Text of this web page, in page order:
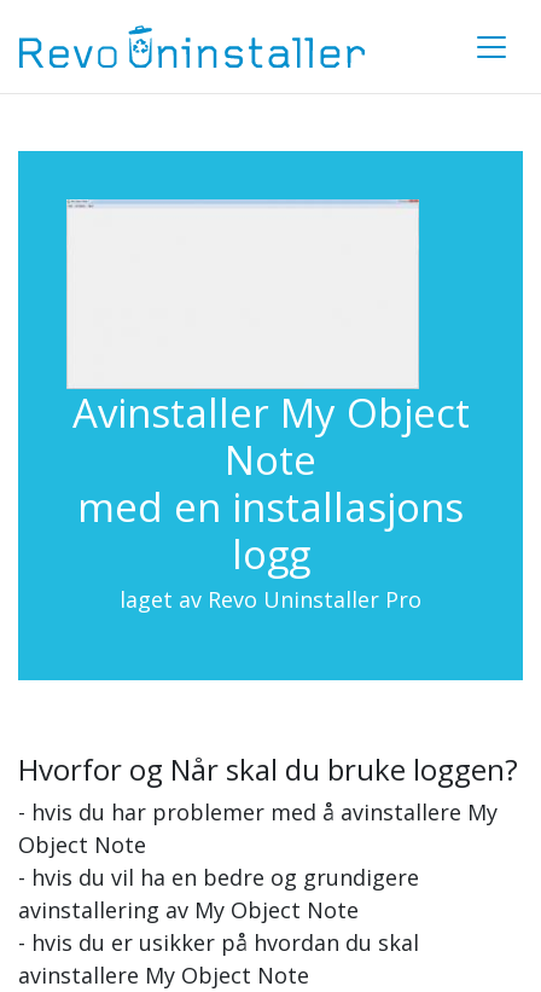
Avinstaller My Object
Note
med en installasjons
logg
laget av Revo Uninstaller Pro
Hvorfor og Når skal du bruke loggen?
- hvis du har problemer med å avinstallere My
Object Note
- hvis du vil ha en bedre og grundigere
avinstallering av My Object Note
- hvis du er usikker på hvordan du skal
avinstallere My Object Note